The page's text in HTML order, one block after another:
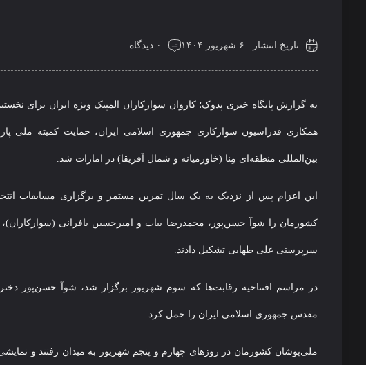
تاریخ انتشار : ۶ شهریور ۱۴۰۴ ۰ دیدگاه
همکاری فدراسیون سوارکاری جمهوری اسلامی ایران، حمایت کمیته ملی
بین‌المللی منطقه‌ای مِنا (خاورمیانه و شمال آفریقا) در امارات شد.
کشورمان را شوآ حسن‌پور، محمدرضا بیات و امیرحسین بافرانی
سرپرستی علی طهایی تشکیل دادند.
در مراسم افتتاحیه رقابت‌ها که سوم شهریور برگزار شد، شوآ حسن‌پور دختر
مقدس جمهوری اسلامی ایران را حمل کرد.
ملی‌پوشان کشورمان در روزهای چهارم و پنجم شهریور به میدان رفتند و